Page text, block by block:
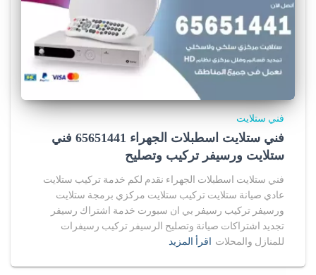
فني ستلايت
فني ستلايت اسطبلات الجهراء 65651441 فني
ستلايت ورسيفر تركيب وتصليح
فني ستلايت اسطبلات الجهراء نقدم لكم خدمة تركيب ستلايت
عادي صيانة ستلايت تركيب ستلايت مركزي برمجة ستلايت
ورسيفر تركيب رسيفر بي ان سبورت خدمة اشتراك رسيفر
تجديد اشتراكات صيانة وتصليح الرسيفر تركيب رسيفرات
للمنازل والمحلات اقرأ المزيد